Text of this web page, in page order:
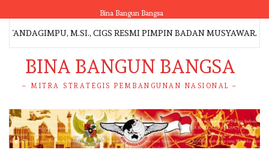
to
content
Bina Bangun Bangsa
M.SI., CIGS RESMI PIMPIN BADAN MUSYAWARAH
BINA BANGUN BANGSA
– MITRA STRATEGIS PEMBANGUNAN NASIONAL –